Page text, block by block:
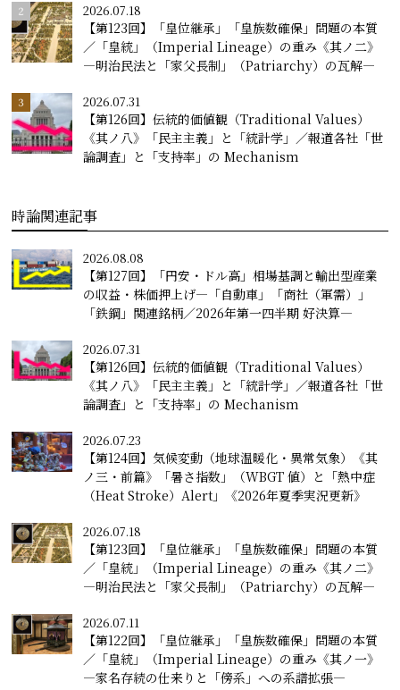
2026.07.18
【第123回】「皇位継承」「皇族数確保」問題の本質
／「皇統」（Imperial Lineage）の重み《其ノ二》
―明治民法と「家父長制」（Patriarchy）の瓦解―
2026.07.31
【第126回】伝統的価値観（Traditional Values）
《其ノ八》「民主主義」と「統計学」／報道各社「世
論調査」と「支持率」の Mechanism
時論関連記事
2026.08.08
【第127回】「円安・ドル高」相場基調と輸出型産業
の収益・株価押上げ―「自動車」「商社（軍需）」
「鉄鋼」関連銘柄／2026年第一四半期 好決算―
2026.07.31
【第126回】伝統的価値観（Traditional Values）
《其ノ八》「民主主義」と「統計学」／報道各社「世
論調査」と「支持率」の Mechanism
2026.07.23
【第124回】気候変動（地球温暖化・異常気象）《其
ノ三・前篇》「暑さ指数」（WBGT 値）と「熱中症
（Heat Stroke）Alert」《2026年夏季実況更新》
2026.07.18
【第123回】「皇位継承」「皇族数確保」問題の本質
／「皇統」（Imperial Lineage）の重み《其ノ二》
―明治民法と「家父長制」（Patriarchy）の瓦解―
2026.07.11
【第122回】「皇位継承」「皇族数確保」問題の本質
／「皇統」（Imperial Lineage）の重み《其ノ一》
―家名存続の仕来りと「傍系」への系譜拡張―